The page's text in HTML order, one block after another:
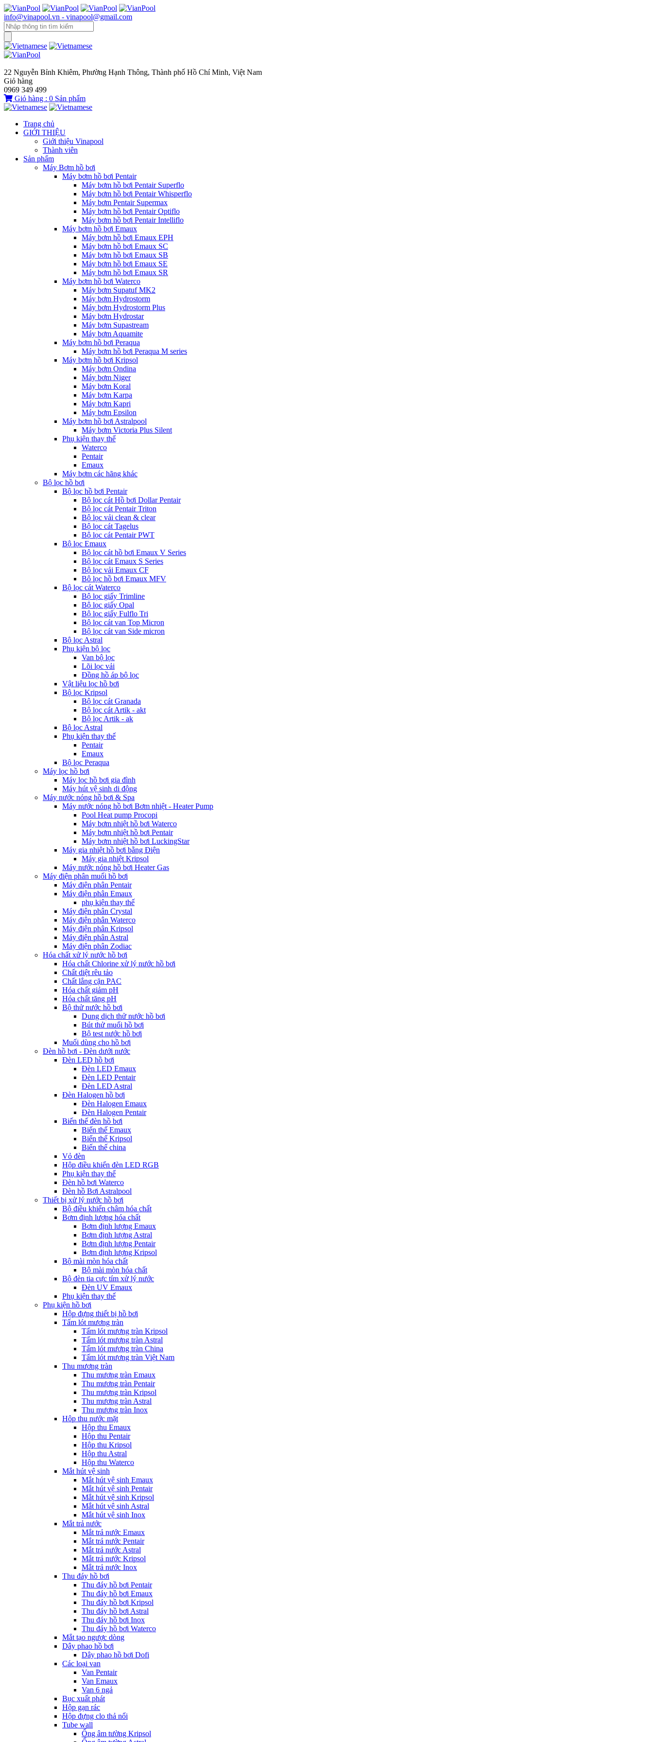
info@vinapool.vn - vinapool@gmail.com
22 Nguyễn Bỉnh Khiêm, Phường Hạnh Thông, Thành phố Hồ Chí Minh, Việt Nam
Giỏ hàng
0969 349 499
Giỏ hàng : 0 Sản phẩm
Trang chủ
GIỚI THIỆU
Giới thiệu Vinapool
Thành viên
Sản phẩm
Máy Bơm hồ bơi
Máy bơm hồ bơi Pentair
Máy bơm hồ bơi Pentair Superflo
Máy bơm hồ bơi Pentair Whisperflo
Máy bơm Pentair Supermax
Máy bơm hồ bơi Pentair Optiflo
Máy bơm hồ bơi Pentair Intelliflo
Máy bơm hồ bơi Emaux
Máy bơm hồ bơi Emaux EPH
Máy bơm hồ bơi Emaux SC
Máy bơm hồ bơi Emaux SB
Máy bơm hồ bơi Emaux SE
Máy bơm hồ bơi Emaux SR
Máy bơm hồ bơi Waterco
Máy bơm Supatuf MK2
Máy bơm Hydrostorm
Máy bơm Hydrostorm Plus
Máy bơm Hydrostar
Máy bơm Supastream
Máy bơm Aquamite
Máy bơm hồ bơi Peraqua
Máy bơm hồ bơi Peraqua M series
Máy bơm hồ bơi Kripsol
Máy bơm Ondina
Máy bơm Niger
Máy bơm Koral
Máy bơm Karpa
Máy bơm Kapri
Máy bơm Epsilon
Máy bơm hồ bơi Astralpool
Máy bơm Victoria Plus Silent
Phụ kiện thay thế
Waterco
Pentair
Emaux
Máy bơm các hãng khác
Bộ lọc hồ bơi
Bộ lọc hồ bơi Pentair
Bộ lọc cát Hồ bơi Dollar Pentair
Bộ lọc cát Pentair Triton
Bộ lọc vải clean & clear
Bộ lọc cát Tagelus
Bộ lọc cát Pentair PWT
Bộ lọc Emaux
Bộ lọc cát hồ bơi Emaux V Series
Bộ lọc cát Emaux S Series
Bộ lọc vải Emaux CF
Bô lọc hồ bơi Emaux MFV
Bộ lọc cát Waterco
Bộ lọc giấy Trimline
Bộ lọc giấy Opal
Bộ lọc giấy Fulflo Tri
Bộ lọc cát van Top Micron
Bộ lọc cát van Side micron
Bộ lọc Astral
Phụ kiện bộ lọc
Van bộ lọc
Lõi lọc vải
Đồng hồ áp bộ lọc
Vật liệu lọc hồ bơi
Bộ lọc Kripsol
Bộ lọc cát Granada
Bộ lọc cát Artik - akt
Bộ lọc Artik - ak
Bộ lọc Astral
Phụ kiện thay thế
Pentair
Emaux
Bộ lọc Peraqua
Máy lọc hồ bơi
Máy lọc hồ bơi gia đình
Máy hút vệ sinh di động
Máy nước nóng hồ bơi & Spa
Máy nước nóng hồ bơi Bơm nhiệt - Heater Pump
Pool Heat pump Procopi
Máy bơm nhiệt hồ bơi Waterco
Máy bơm nhiệt hồ bơi Pentair
Máy bơm nhiệt hồ bơi LuckingStar
Máy gia nhiệt hồ bơi bằng Điện
Máy gia nhiệt Kripsol
Máy nước nóng hồ bơi Heater Gas
Máy điện phân muối hồ bơi
Máy điện phân Pentair
Máy điện phân Emaux
phụ kiện thay thế
Máy điện phân Crystal
Máy điện phân Waterco
Máy điện phân Kripsol
Máy điện phân Astral
Máy điện phân Zodiac
Hóa chất xử lý nước hồ bơi
Hóa chất Chlorine xử lý nước hồ bơi
Chất diệt rêu tảo
Chất lắng cặn PAC
Hóa chất giảm pH
Hóa chất tăng pH
Bộ thử nước hồ bơi
Dung dịch thử nước hồ bơi
Bút thử muối hồ bơi
Bộ test nước hồ bơi
Muối dùng cho hồ bơi
Đèn hồ bơi - Đèn dưới nước
Đèn LED hồ bơi
Đèn LED Emaux
Đèn LED Pentair
Đèn LED Astral
Đèn Halogen hồ bơi
Đèn Halogen Emaux
Đèn Halogen Pentair
Biến thế đèn hồ bơi
Biến thế Emaux
Biến thế Kripsol
Biến thế china
Vỏ đèn
Hộp điều khiển đèn LED RGB
Phụ kiện thay thế
Đèn hồ bơi Waterco
Đèn hồ Bơi Astralpool
Thiết bị xử lý nước hồ bơi
Bộ điều khiển châm hóa chất
Bơm định lượng hóa chất
Bơm định lượng Emaux
Bơm định lượng Astral
Bơm định lượng Pentair
Bơm định lượng Kripsol
Bộ mài mòn hóa chất
Bộ mài mòn hóa chất
Bộ đèn tia cực tím xử lý nước
Đèn UV Emaux
Phụ kiện thay thế
Phụ kiện hồ bơi
Hộp đựng thiết bị hồ bơi
Tấm lót mương tràn
Tấm lót mương tràn Kripsol
Tấm lót mương tràn Astral
Tấm lót mương tràn China
Tấm lót mương tràn Việt Nam
Thu mương tràn
Thu mương tràn Emaux
Thu mương tràn Pentair
Thu mương tràn Kripsol
Thu mương tràn Astral
Thu mương tràn Inox
Hôp thu nước mặt
Hộp thu Emaux
Hộp thu Pentair
Hộp thu Kripsol
Hộp thu Astral
Hộp thu Waterco
Mắt hút vệ sinh
Mắt hút vệ sinh Emaux
Mắt hút vệ sinh Pentair
Mắt hút vệ sinh Kripsol
Mắt hút vệ sinh Astral
Mắt hút vệ sinh Inox
Mắt trả nước
Mắt trả nước Emaux
Mắt trả nước Pentair
Mắt trả nước Astral
Mắt trả nước Kripsol
Mắt trả nước Inox
Thu đáy hồ bơi
Thu đáy hồ bơi Pentair
Thu đáy hồ bơi Emaux
Thu đáy hồ bơi Kripsol
Thu đáy hồ bơi Astral
Thu đáy hồ bơi Inox
Thu đáy hồ bơi Waterco
Mắt tạo ngược dòng
Dây phao hồ bơi
Dây phao hồ bơi Dofi
Các loại van
Van Pentair
Van Emaux
Van 6 ngả
Bục xuất phát
Hộp gạn rác
Hộp đựng clo thả nổi
Tube wall
Ống âm tường Kripsol